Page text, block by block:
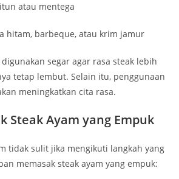
atau mentega
hitam, barbeque, atau krim jamur
segar agar rasa steak lebih
tetap lembut. Selain itu, penggunaan
meningkatkan cita rasa.
Steak Ayam yang Empuk
tidak sulit jika mengikuti langkah yang
memasak steak ayam yang empuk: